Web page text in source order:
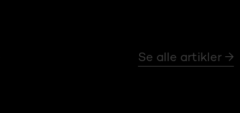
Se alle artikler →